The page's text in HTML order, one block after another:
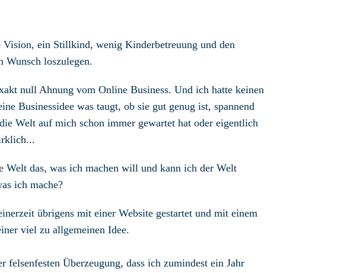
Vision, ein Stillkind, wenig Kinderbetreuung und den
Wunsch loszulegen.
null Ahnung vom Online Business. Und ich hatte keinen
Businessidee was taugt, ob sie gut genug ist, spannend
Welt auf mich schon immer gewartet hat oder eigentlich
Welt das, was ich machen will und kann ich der Welt
ich mache?
übrigens mit einer Website gestartet und mit einem
viel zu allgemeinen Idee.
felsenfesten Überzeugung, dass ich zumindest ein Jahr